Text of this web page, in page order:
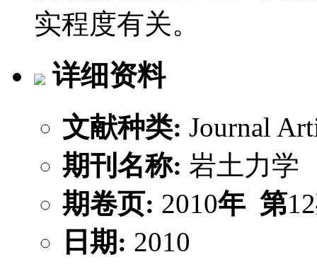
实程度有关。
详细资料
文献种类: Journal
期刊名称: 岩土力学
期卷页: 2010年 第12
日期: 2010